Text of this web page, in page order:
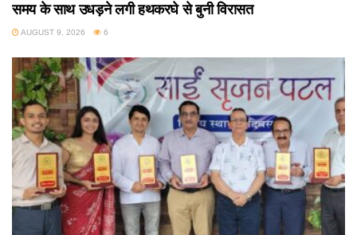
समय के साथ उधड़ने लगी हथकरघे से बुनी विरासत
AUGUST 9, 2026 6